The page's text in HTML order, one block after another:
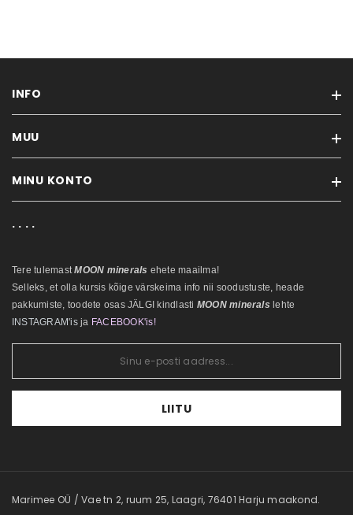
INFO
Minust
Ostujuhend
Küpsiste poliitika
MUU
Kaubamärgid
Uued tooted
MINU KONTO
Minu konto
Tellitud tooted
Soovikorv
. . . .
Tere tulemastMOON minerals ehete maailma!
Selleks, et olla kursis kõige värskeima info nii soodustuste, heade
pakkumiste, toodete osas JÄLGI kindlasti MOON minerals lehte
INSTAGRAM'isja FACEBOOK'is!
LIITU
Marimee OÜ / Vae tn 2, ruum 25, Laagri, 76401 Harju maakond.